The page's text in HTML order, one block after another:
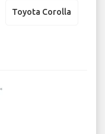
Toyota Corolla